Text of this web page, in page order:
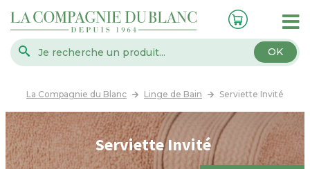
OK
La Compagnie du Blanc Linge de Bain Serviette Invité
Serviette Invité